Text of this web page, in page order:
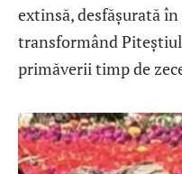
extinsă, desfășurată
transformând
primăverii timp de